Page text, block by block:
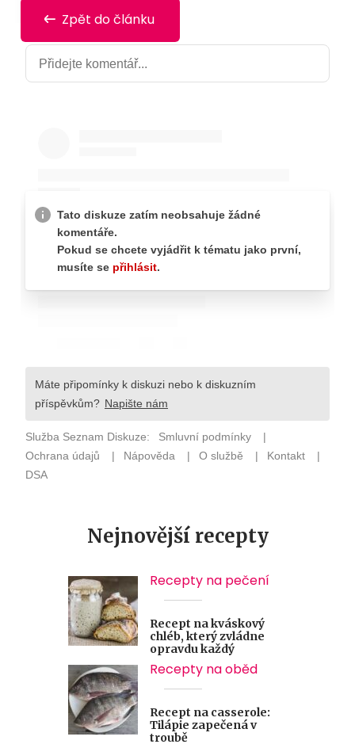
Zpět do článku
Nejnovější recepty
Recepty na pečení
Recept na kváskový
chléb, který zvládne
opravdu každý
Recepty na oběd
Recept na casserole:
Tilápie zapečená v
troubě